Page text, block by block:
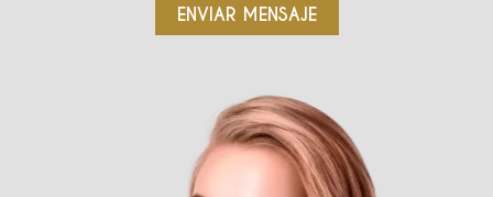
ENVIAR MENSAJE